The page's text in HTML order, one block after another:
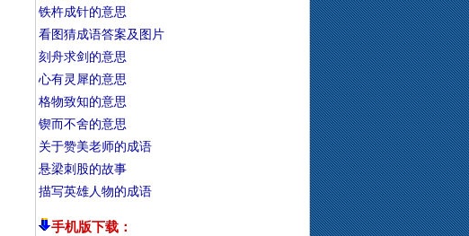
铁杵成针的意思
看图猜成语答案及图片
刻舟求剑的意思
心有灵犀的意思
格物致知的意思
锲而不舍的意思
关于赞美老师的成语
悬梁刺股的故事
描写英雄人物的成语
手机版下载：